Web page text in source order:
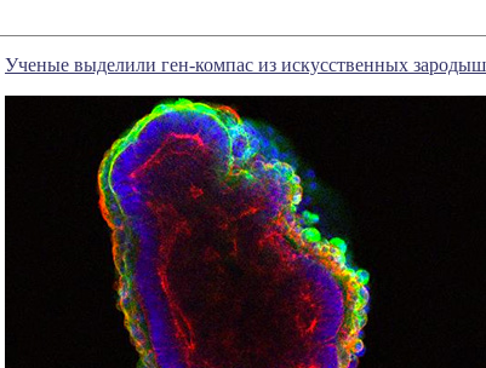
Ученые выделили ген-компас из искусственных